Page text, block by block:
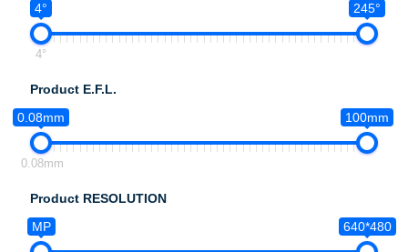
4°
245°
4°
Product E.F.L.
0.08mm
100mm
0.08mm
Product RESOLUTION
MP
640*480